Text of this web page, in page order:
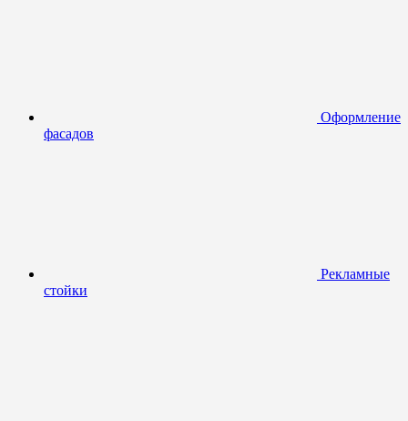
Оформление
фасадов
Рекламные
стойки